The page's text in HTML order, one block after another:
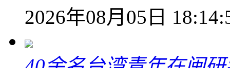
2026年08月05日